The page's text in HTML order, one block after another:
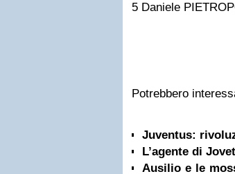
5 Daniele
Potrebbero
Juventus:
L’agente di
Ausilio e le